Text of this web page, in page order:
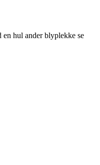
en hul ander blyplekke se